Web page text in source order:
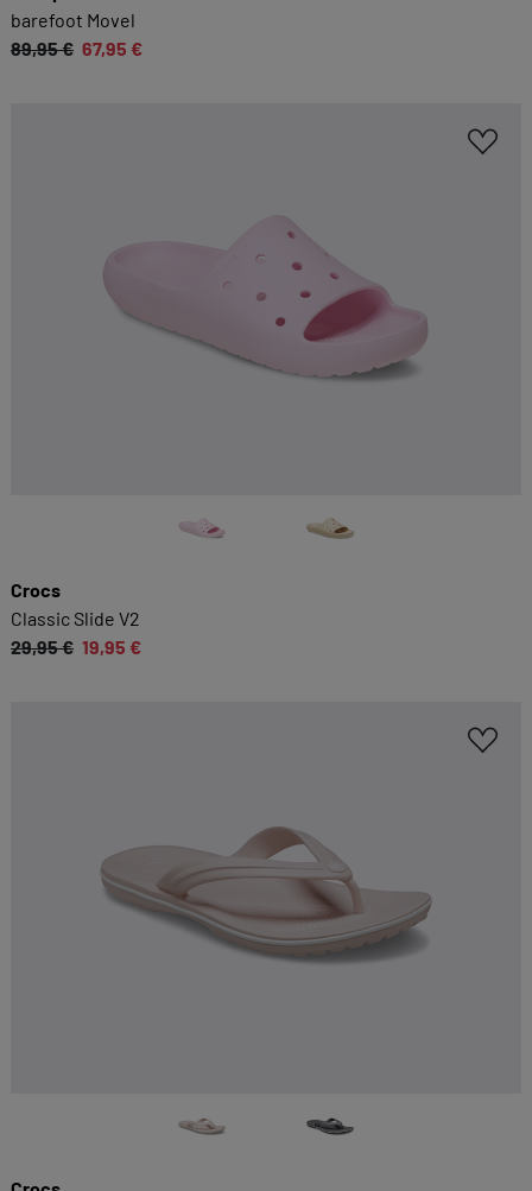
Cookie-Informationen anzeigen
KOMFORTFUNKTIONEN
Wir möchten die Bedienung dieses Shops für
Sie möglichst komfortabel gestalten.
Inhalte von externen Dienstleistern wie Google,
barefoot Movel
89,95 € 67,95 €
Crocs
Classic Slide V2
29,95 € 19,95 €